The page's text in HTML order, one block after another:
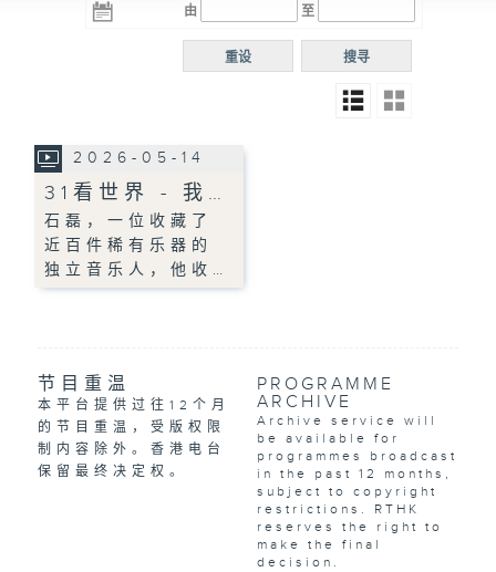
电台 电台
R5
电台
普通
由 至
搜寻
重设
2026-05-14
31看世界 - 我…
石磊，一位收藏了
近百件稀有乐器的
独立音乐人，他收…
节目重温
本平台提供过往12个月
的节目重温，受版权限
制内容除外。香港电台
保留最终决定权。
PROGRAMME
ARCHIVE
Archive service will
be available for
programmes broadcast
in the past 12 months,
subject to copyright
restrictions. RTHK
reserves the right to
make the final
decision.